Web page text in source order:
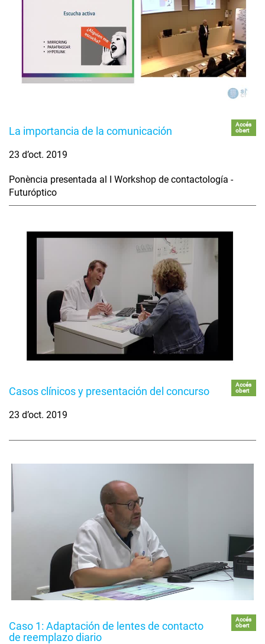
La importancia de la comunicación
Accés
obert
23 d’oct. 2019
Ponència presentada al I Workshop de contactología -
Futuróptico
Casos clínicos y presentación del concurso
Accés
obert
23 d’oct. 2019
Caso 1: Adaptación de lentes de contacto
de reemplazo diario
Accés
obert